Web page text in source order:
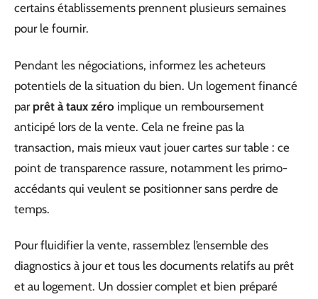
certains établissements prennent plusieurs semaines
pour le fournir.
Pendant les négociations, informez les acheteurs
potentiels de la situation du bien. Un logement financé
par prêt à taux zéro implique un remboursement
anticipé lors de la vente. Cela ne freine pas la
transaction, mais mieux vaut jouer cartes sur table : ce
point de transparence rassure, notamment les primo-
accédants qui veulent se positionner sans perdre de
temps.
Pour fluidifier la vente, rassemblez l’ensemble des
diagnostics à jour et tous les documents relatifs au prêt
et au logement. Un dossier complet et bien préparé